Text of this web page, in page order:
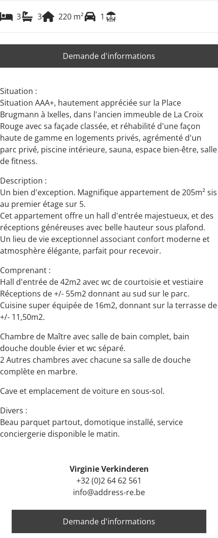
3 3 220 m² 1
Demande d'informations
Situation :
Situation AAA+, hautement appréciée sur la Place
Brugmann à Ixelles, dans l'ancien immeuble de La Croix
Rouge avec sa façade classée, et réhabilité d'une façon
haute de gamme en logements privés, agrémenté d'un
parc privé, piscine intérieure, sauna, espace bien-être, salle
de fitness.
Description :
Un bien d'exception. Magnifique appartement de 205m² sis
au premier étage sur 5.
Cet appartement offre un hall d'entrée majestueux, et des
réceptions généreuses avec belle hauteur sous plafond.
Un lieu de vie exceptionnel associant confort moderne et
atmosphère élégante, parfait pour recevoir.
Comprenant :
Hall d'entrée de 42m2 avec wc de courtoisie et vestiaire
Réceptions de +/- 55m2 donnant au sud sur le parc.
Cuisine super équipée de 16m2, donnant sur la terrasse de
+/- 11,50m2.
Chambre de Maître avec salle de bain complet, bain
douche double évier et wc séparé.
2 Autres chambres avec chacune sa salle de douche
complète en marbre.
Cave et emplacement de voiture en sous-sol.
Divers :
Beau parquet partout, domotique installé, service
conciergerie disponible le matin.
Virginie Verkinderen
+32 (0)2 64 62 561
info@address-re.be
Demande d'informations